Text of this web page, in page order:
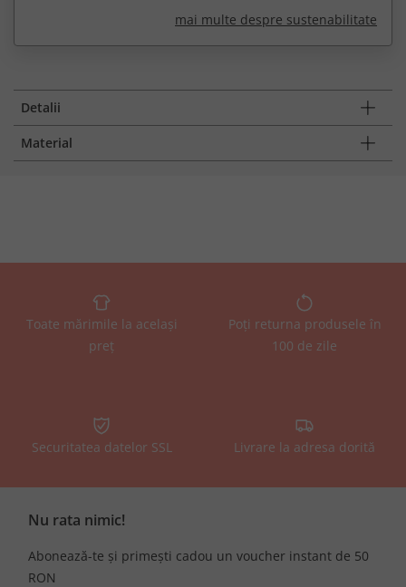
mai multe despre sustenabilitate
Detalii
Material
Toate mărimile la același
preț
Poți returna produsele în
100 de zile
Securitatea datelor SSL Livrare la adresa dorită
Nu rata nimic!
Abonează-te și primești cadou un voucher instant de 50
RON